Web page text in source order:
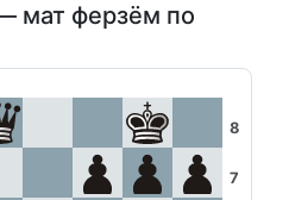
мат ферзём по
7
8